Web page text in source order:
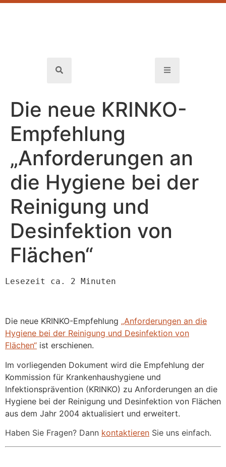
Die neue KRINKO-
Empfehlung
„Anforderungen an
die Hygiene bei der
Reinigung und
Desinfektion von
Flächen“
Lesezeit ca. 2 Minuten
Die neue KRINKO-Empfehlung „Anforderungen an die
Hygiene bei der Reinigung und Desinfektion von
Flächen“ ist erschienen.
Im vorliegenden Dokument wird die Empfehlung der
Kommission für Krankenhaushygiene und
Infektionsprävention (KRINKO) zu Anforderungen an die
Hygiene bei der Reinigung und Desinfektion von Flächen
aus dem Jahr 2004 aktualisiert und erweitert.
Haben Sie Fragen? Dann kontaktieren Sie uns einfach.